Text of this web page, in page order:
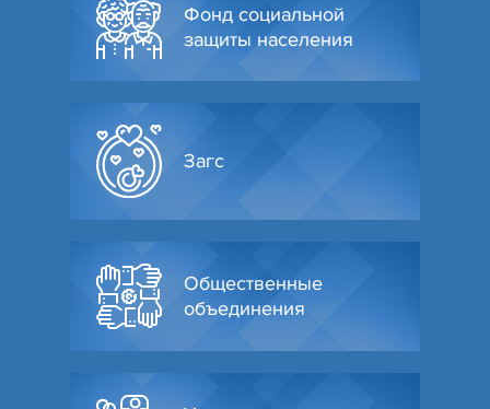
Фонд социальной
защиты населения
Загс
Общественные
объединения